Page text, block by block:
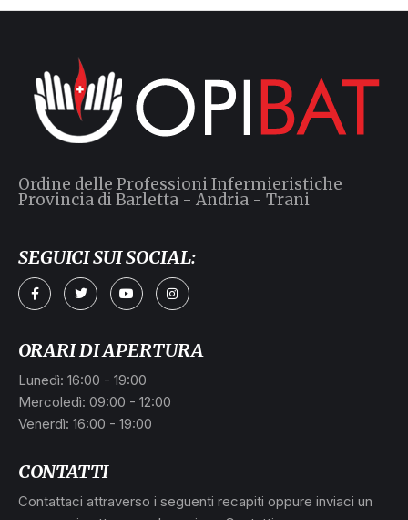
CONTATTI
Contattaci attraverso i seguenti recapiti oppure inviaci un
ORARI DI APERTURA
Lunedì: 16:00 - 19:00
Mercoledì: 09:00 - 12:00
Venerdì: 16:00 - 19:00
Ordine delle Professioni Infermieristiche
Provincia di Barletta - Andria - Trani
SEGUICI SUI SOCIAL: